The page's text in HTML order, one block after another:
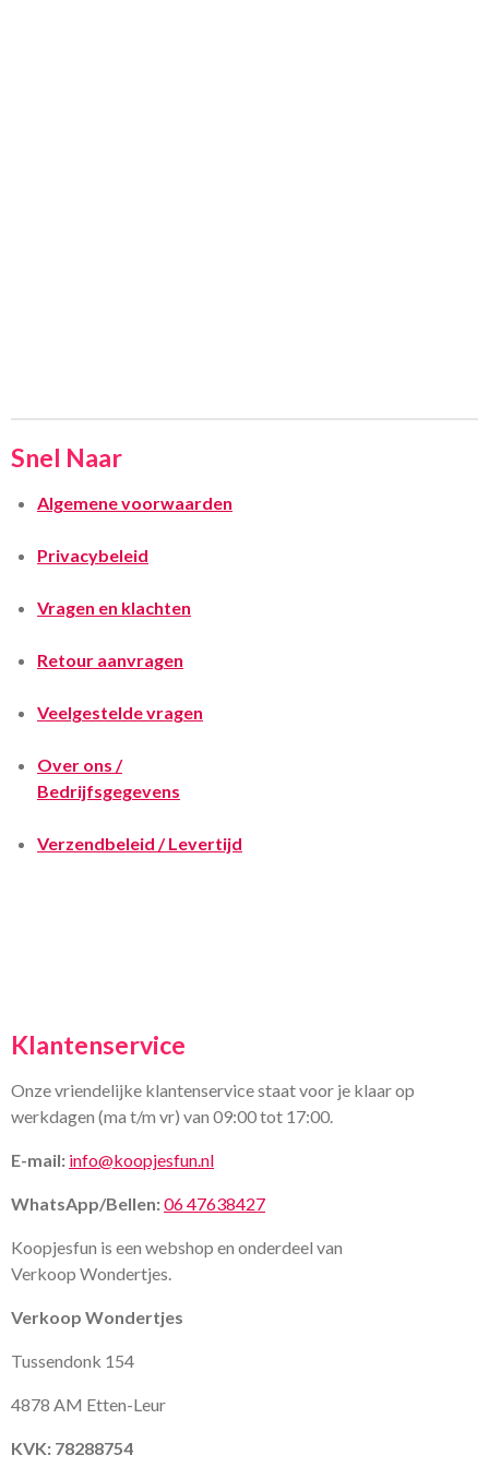
Snel Naar
Algemene voorwaarden
Privacybeleid
Vragen en klachten
Retour aanvragen
Veelgestelde vragen
Over ons /
Bedrijfsgegevens
Verzendbeleid / Levertijd
Klantenservice
Onze vriendelijke klantenservice staat voor je klaar op
werkdagen (ma t/m vr) van 09:00 tot 17:00.
E-mail: info@koopjesfun.nl
WhatsApp/Bellen:06 47638427
Koopjesfun is een webshop en onderdeel van
Verkoop Wondertjes.
Verkoop Wondertjes
Tussendonk 154
4878 AM Etten-Leur
KVK: 78288754